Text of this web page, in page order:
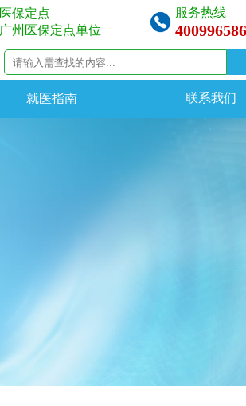
医保定点
广州医保定点单位
服务热线
就医指南 联系我们